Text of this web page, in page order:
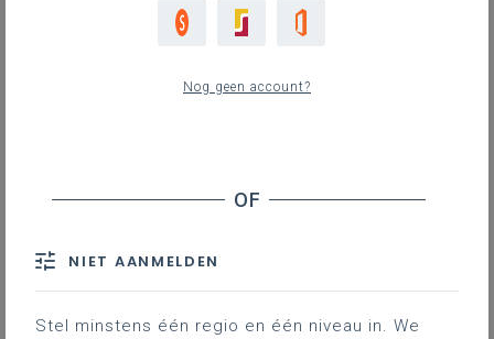
Contact
Nog geen account?
NIET AANMELDEN
Stel minstens één regio en één niveau in. We